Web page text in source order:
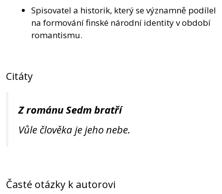
Spisovatel a historik, který se významně podílel
na formování finské národní identity v období
romantismu.
Citáty
Z románu Sedm bratří
Vůle člověka je jeho nebe.
Časté otázky k autorovi